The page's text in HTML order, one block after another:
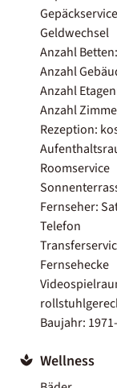
Gepäckservice
Geldwechsel
Anzahl
Anzahl
Anzahl
Anzahl
Rezeption:
Roomservice
Fernseher:
Telefon
Fernsehecke
Baujahr:
Wellness